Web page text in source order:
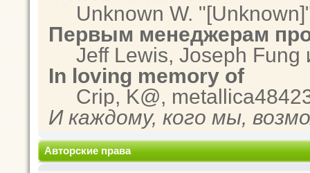
Unknown W.
Первым менеджерам
Jeff Lewis, Joseph Fung
In loving memory of
Crip, K@,
И каждому, кого мы,
Авторские права